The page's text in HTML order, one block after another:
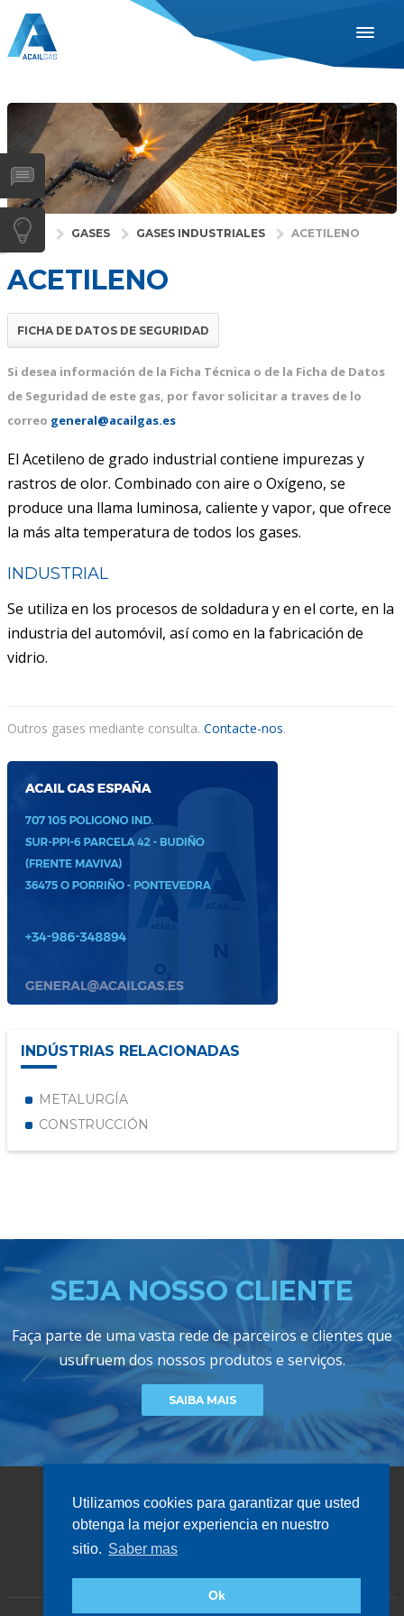
Utilizamos cookies para garantizar que usted
obtenga la mejor experiencia en nuestro
sitio. Saber mas
Ok
ESPAÑOL
PORTUGUÊS
INDUSTRIAS
SAÚDE
GASES
DISTRIBUIDORES
NOTÍCIAS
CONTACTOS
INÍCIO GASES GASES INDUSTRIALES ACETILENO
ACETILENO
FICHA DE DATOS DE SEGURIDAD
Si desea información de la Ficha Técnica o de la Ficha de Datos
de Seguridad de este gas, por favor solicitar a traves de lo
correo general@acailgas.es
El Acetileno de grado industrial contiene impurezas y
rastros de olor. Combinado con aire o Oxígeno, se
produce una llama luminosa, caliente y vapor, que ofrece
la más alta temperatura de todos los gases.
INDUSTRIAL
Se utiliza en los procesos de soldadura y en el corte, en la
industria del automóvil, así como en la fabricación de
vidrio.
Outros gases mediante consulta.Contacte-nos.
INDÚSTRIAS RELACIONADAS
METALURGÍA
CONSTRUCCIÓN
SEJA NOSSO CLIENTE
Faça parte de uma vasta rede de parceiros e clientes que
usufruem dos nossos produtos e serviços.
SAIBA MAIS
GRUPO ACAIL
2026 ACAIL GÁS © TODOS OS DIREITOS RESERVADOS